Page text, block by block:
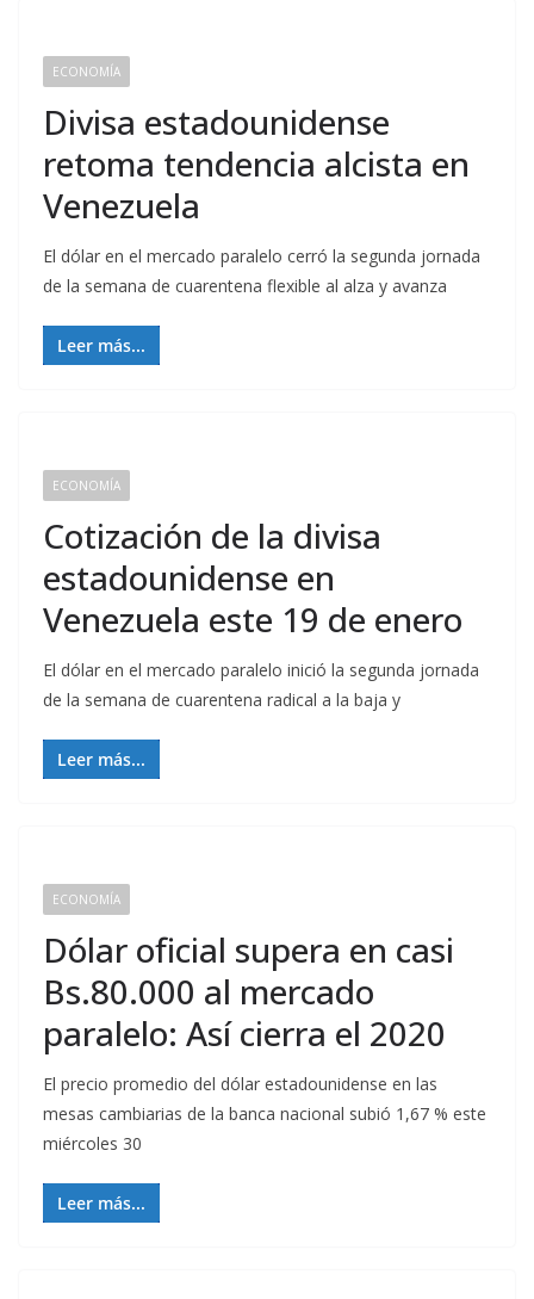
ECONOMÍA
Divisa estadounidense
retoma tendencia alcista en
Venezuela
El dólar en el mercado paralelo cerró la segunda jornada
de la semana de cuarentena flexible al alza y avanza
Leer más...
ECONOMÍA
Cotización de la divisa
estadounidense en
Venezuela este 19 de enero
El dólar en el mercado paralelo inició la segunda jornada
de la semana de cuarentena radical a la baja y
Leer más...
ECONOMÍA
Dólar oficial supera en casi
Bs.80.000 al mercado
paralelo: Así cierra el 2020
El precio promedio del dólar estadounidense en las
mesas cambiarias de la banca nacional subió 1,67 % este
miércoles 30
Leer más...